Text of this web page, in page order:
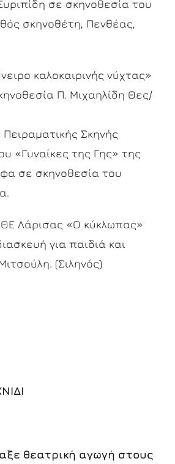
σε σκηνοθεσία του
σκηνοθέτη, Πενθέας,
καλοκαιρινής νύχτας»
Π. Μιχαηλίδη Θες/
Σκηνής
«Γυναίκες της Γης» της
σε σκηνοθεσία του
Λάρισας «Ο κύκλωπας»
για παιδιά και
(Σιληνός)
θεατρική αγωγή στους